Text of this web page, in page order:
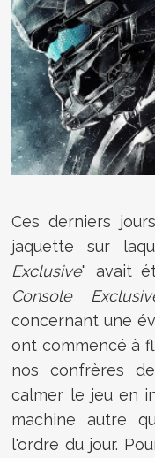
Ces derniers
jaquette sur
Exclusive" avait
Console
concernant une
ont commencé à
nos confrères
calmer le jeu en
machine autre
l'ordre du jour.